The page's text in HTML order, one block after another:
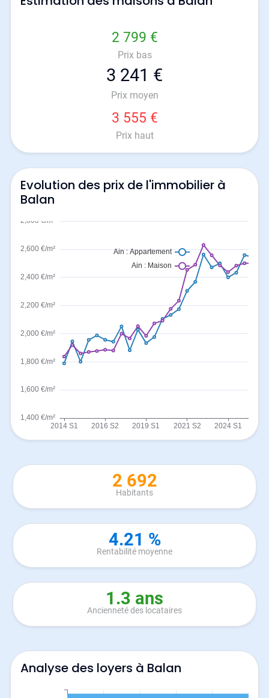
2 799 €
Prix bas
3 241 €
Prix moyen
3 555 €
Prix haut
Evolution des prix de l'immobilier à
Balan
2 692
Habitants
4.21 %
Rentabilité moyenne
1.3 ans
Ancienneté des locataires
Analyse des loyers à Balan